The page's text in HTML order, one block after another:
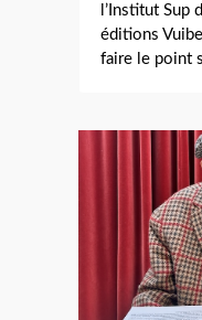
l’Institut Sup
éditions
faire le point